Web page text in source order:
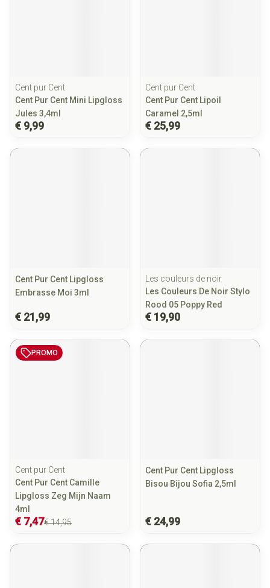
Cent pur Cent
Cent Pur Cent Mini Lipgloss
Jules 3,4ml
€ 9,99
Cent pur Cent
Cent Pur Cent Lipoil
Caramel 2,5ml
€ 25,99
Cent Pur Cent Lipgloss
Embrasse Moi 3ml
€ 21,99
Les couleurs de noir
Les Couleurs De Noir Stylo
Rood 05 Poppy Red
€ 19,90
PROMO
Cent pur Cent
Cent Pur Cent Camille
Lipgloss Zeg Mijn Naam
4ml
€ 14,95
€ 7,47
Cent Pur Cent Lipgloss
Bisou Bijou Sofia 2,5ml
€ 24,99